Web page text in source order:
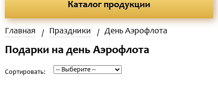
Каталог продукции
Главная Праздники День Аэрофлота
Подарки на день Аэрофлота
Сортировать: